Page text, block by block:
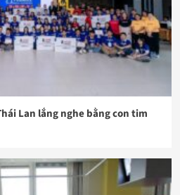
Lan lắng nghe bằng con tim